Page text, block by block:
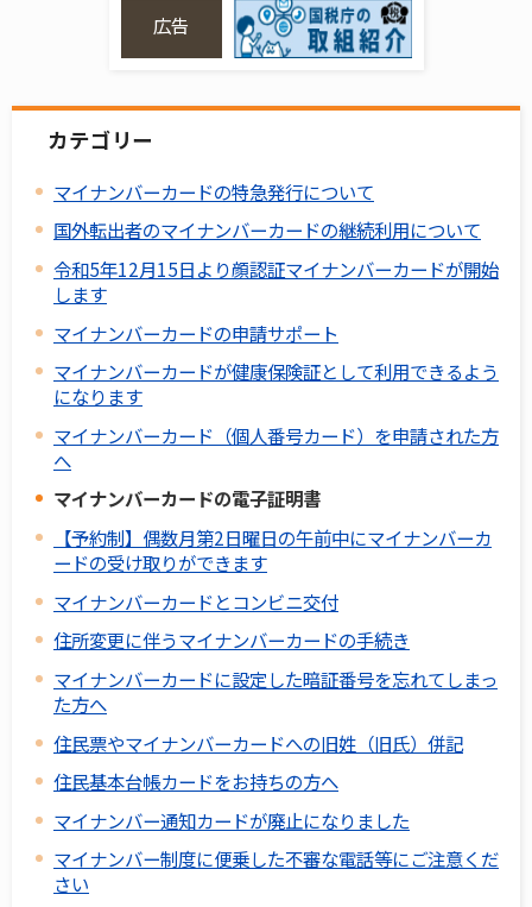
広告
カテゴリー
マイナンバーカードの特急発行について
国外転出者のマイナンバーカードの継続利用について
令和5年12月15日より顔認証マイナンバーカードが開始
します
マイナンバーカードの申請サポート
マイナンバーカードが健康保険証として利用できるよう
になります
マイナンバーカード（個人番号カード）を申請された方
へ
マイナンバーカードの電子証明書
【予約制】偶数月第2日曜日の午前中にマイナンバーカ
ードの受け取りができます
マイナンバーカードとコンビニ交付
住所変更に伴うマイナンバーカードの手続き
マイナンバーカードに設定した暗証番号を忘れてしまっ
た方へ
住民票やマイナンバーカードへの旧姓（旧氏）併記
住民基本台帳カードをお持ちの方へ
マイナンバー通知カードが廃止になりました
マイナンバー制度に便乗した不審な電話等にご注意くだ
さい